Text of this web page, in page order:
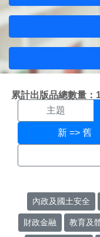
累計出版品總數量：
施政搜
主題
新 => 舊
內政及國土安全
財政金融 教育及